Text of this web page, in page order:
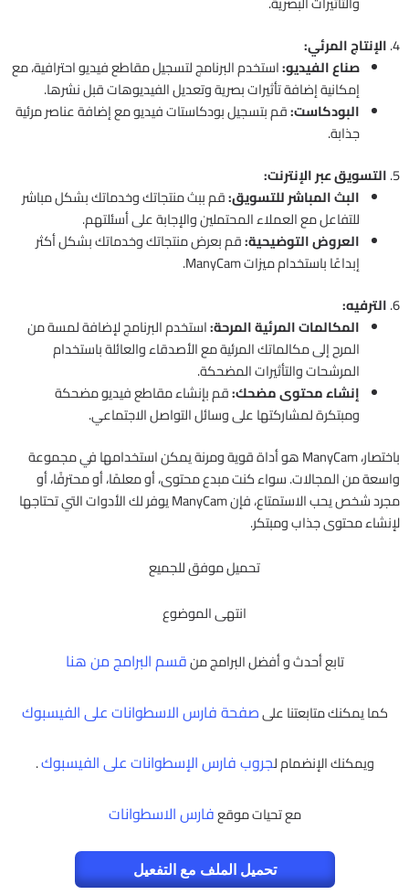
4. الإنتاج المرئي:
صناع الفيديو:استخدم البرنامج لتسجيل مقاطع فيديو احترافية، مع
إمكانية إضافة تأثيرات بصرية وتعديل الفيديوهات قبل نشرها.
البودكاست:قم بتسجيل بودكاستات فيديو مع إضافة عناصر مرئية
جذابة.
5. التسويق عبر الإنترنت:
البث المباشر للتسويق:قم ببث منتجاتك وخدماتك بشكل مباشر
للتفاعل مع العملاء المحتملين والإجابة على أسئلتهم.
العروض التوضيحية:قم بعرض منتجاتك وخدماتك بشكل أكثر
إبداعًا باستخدام ميزات ManyCam.
6. الترفيه:
المكالمات المرئية المرحة:استخدم البرنامج لإضافة لمسة من
المرح إلى مكالماتك المرئية مع الأصدقاء والعائلة باستخدام
المرشحات والتأثيرات المضحكة.
إنشاء محتوى مضحك:قم بإنشاء مقاطع فيديو مضحكة
ومبتكرة لمشاركتها على وسائل التواصل الاجتماعي.
باختصار، ManyCam هو أداة قوية ومرنة يمكن استخدامها في مجموعة
واسعة من المجالات. سواء كنت مبدع محتوى، أو معلمًا، أو محترفًا، أو
مجرد شخص يحب الاستمتاع، فإن ManyCam يوفر لك الأدوات التي تحتاجها
لإنشاء محتوى جذاب ومبتكر.
تحميل موفق للجميع
انتهى الموضوع
تابع أحدث و أفضل البرامج منقسم البرامج من هنا
كما يمكنك متابعتنا علىصفحة فارس الاسطوانات على الفيسبوك
ويمكنك الإنضمام لجروب فارس الإسطوانات على الفيسبوك.
مع تحيات موقعفارس الاسطوانات
تحميل الملف مع التفعيل